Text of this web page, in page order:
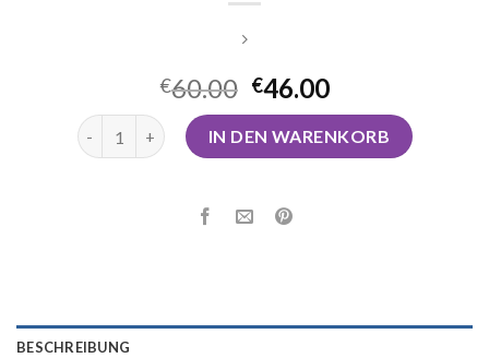
€60.00 €46.00
bluetooth kopfhörer over ear test Menge
IN DEN WARENKORB
BESCHREIBUNG